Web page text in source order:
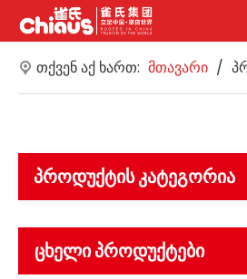
თქვენ აქ ხართ: მთავარი /
პროდუქტის კატეგორია
ცხელი პროდუქტები